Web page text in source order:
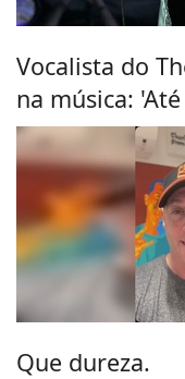
Vocalista do
na música:
Que dureza.